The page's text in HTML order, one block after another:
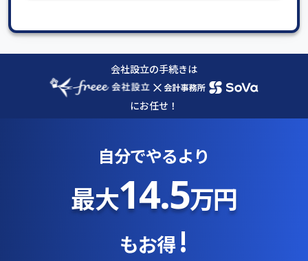
会社設立の手続きは
×
にお任せ！
自分でやるより
最大14.5万円
もお得 !